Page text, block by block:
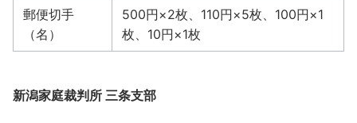
郵便切手
（名）
500円×2枚、110円×5枚、100円×1
枚、10円×1枚
新潟家庭裁判所 三条支部